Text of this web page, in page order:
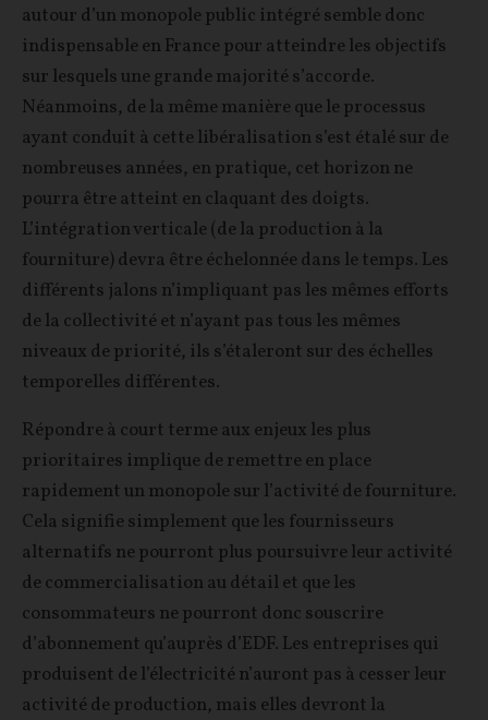
autour d’un monopole public intégré semble donc
indispensable en France pour atteindre les objectifs
sur lesquels une grande majorité s’accorde.
Néanmoins, de la même manière que le processus
ayant conduit à cette libéralisation s’est étalé sur de
nombreuses années, en pratique, cet horizon ne
pourra être atteint en claquant des doigts.
L’intégration verticale (de la production à la
fourniture) devra être échelonnée dans le temps. Les
différents jalons n’impliquant pas les mêmes efforts
de la collectivité et n’ayant pas tous les mêmes
niveaux de priorité, ils s’étaleront sur des échelles
temporelles différentes.
Répondre à court terme aux enjeux les plus
prioritaires implique de remettre en place
rapidement un monopole sur l’activité de fourniture.
Cela signifie simplement que les fournisseurs
alternatifs ne pourront plus poursuivre leur activité
de commercialisation au détail et que les
consommateurs ne pourront donc souscrire
d’abonnement qu’auprès d’EDF. Les entreprises qui
produisent de l’électricité n’auront pas à cesser leur
activité de production, mais elles devront la